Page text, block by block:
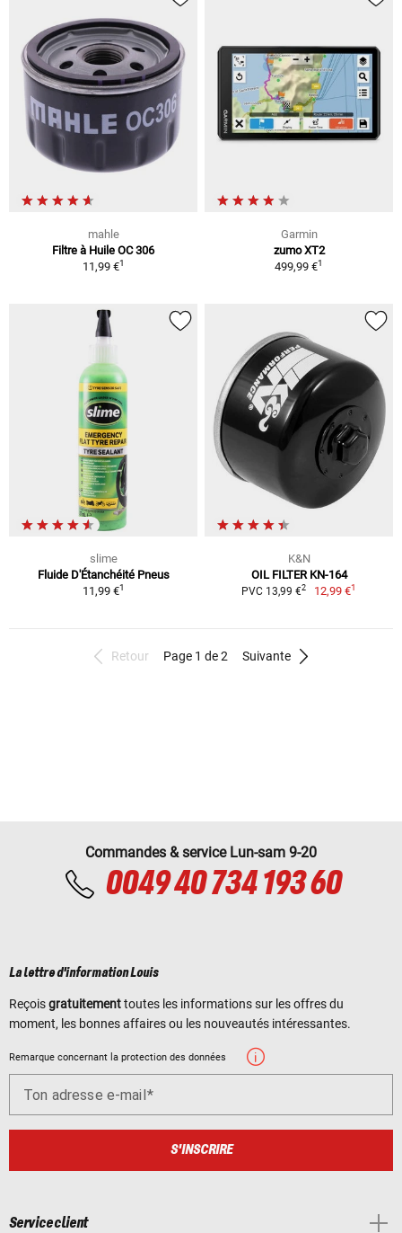
mahle
Filtre à Huile OC 306
11,99 €1
Garmin
zumo XT2
499,99 €1
slime
Fluide D'Étanchéité Pneus
11,99 €1
K&N
OIL FILTER KN-164
PVC 13,99 €2 12,99 €1
Retour Page 1 de 2 Suivante
Commandes & service Lun-sam 9-20
0049 40 734 193 60
La lettre d'information Louis
Reçoisgratuitementtoutes les informations sur les offres du
moment, les bonnes affaires ou les nouveautés intéressantes.
Remarque concernant la protection des données
Ton adresse e-mail
S'INSCRIRE
Service client